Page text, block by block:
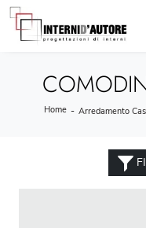
Home - Arredamento